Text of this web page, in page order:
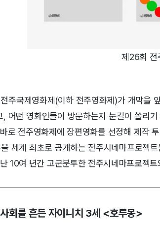
제26회 전
주국제영화제(이하 전주영화제)가 개막을
, 어떤 영화인들이 방문하는지 눈길이 쏠리
로 전주영화제에 장편영화를 선정해 제작
세계 최초로 공개하는 전주시네마프로젝
10여 년간 고군분투한 전주시네마프로젝
회를 흔든 자이니치 3세 <호루몽>